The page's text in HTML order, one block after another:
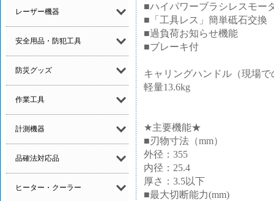
レーザー機器
安全用品・防犯工具
防災グッズ
作業工具
計測機器
品確法対応品
ヒーター・クーラー
■ハイパワーブラシレスモー
■「工具レス」簡単砥石交換
■過負荷お知らせ機能
■ブレーキ付
キャリングハンドル（現場
軽量13.6kg
★主要機能★
■刃物寸法（mm）
外径：355
内径：25.4
厚さ：3.5以下
■最大切断能力(mm)